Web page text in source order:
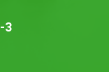
3